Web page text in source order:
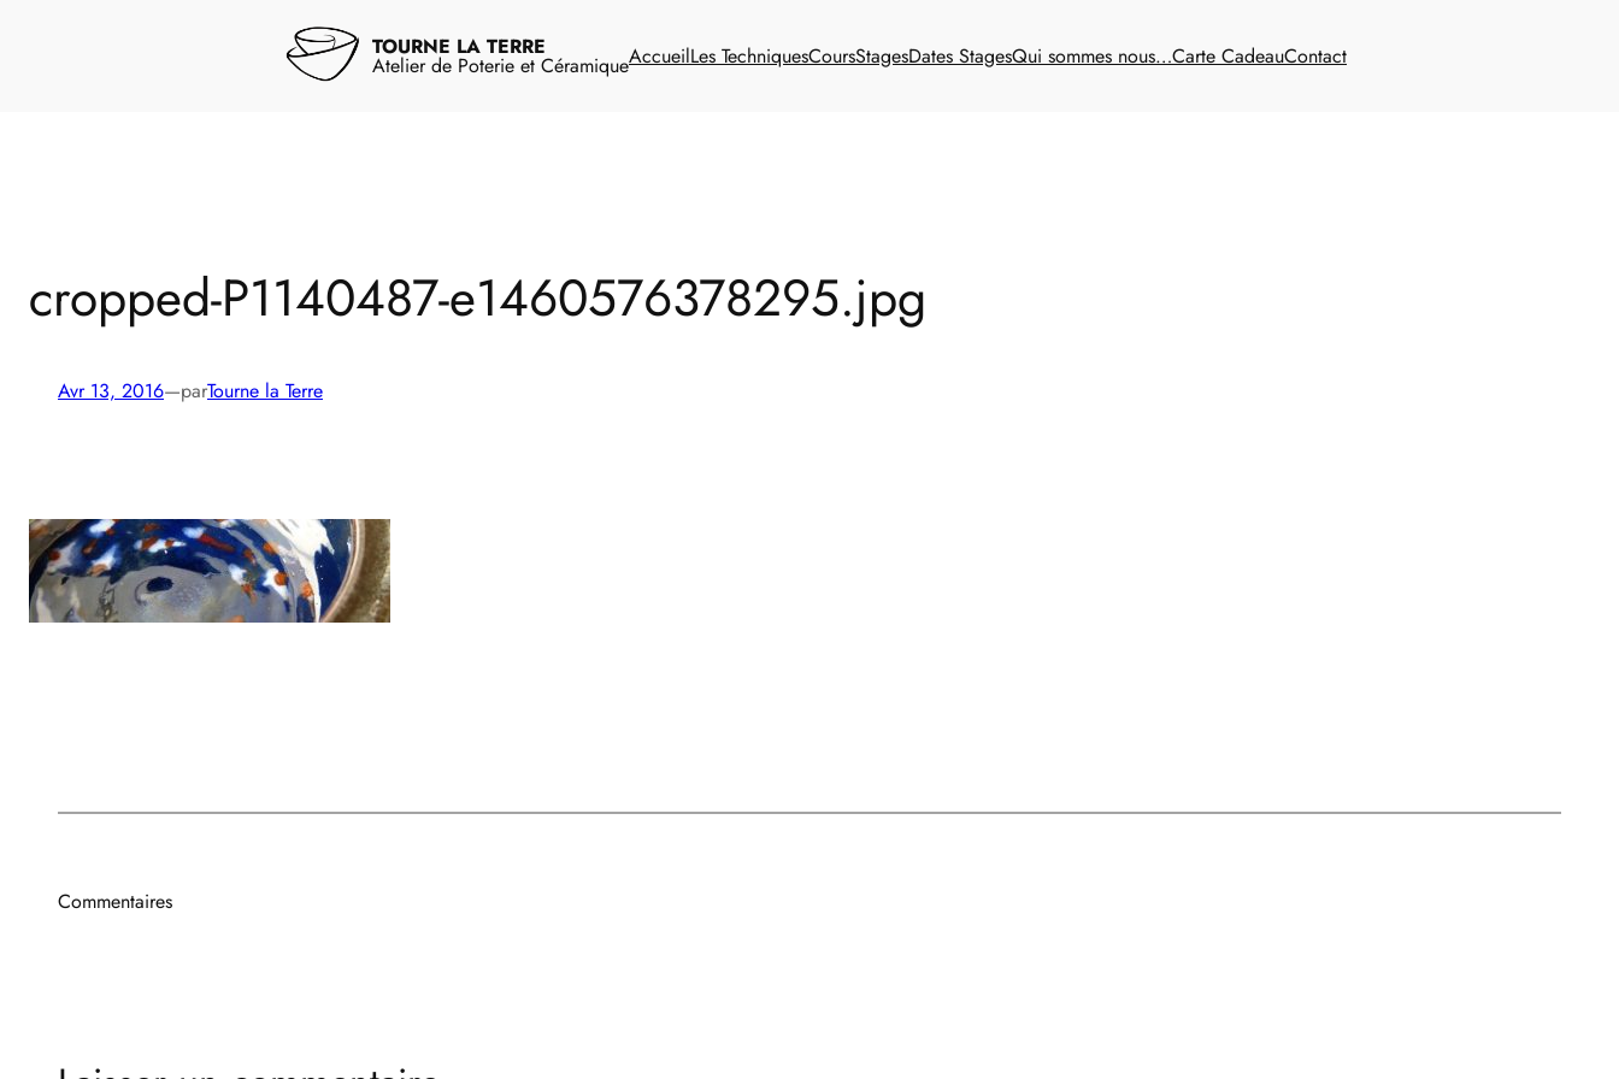
TOURNE LA TERRE
Atelier de Poterie et CéramiqueAccueilLes TechniquesCoursStagesDates StagesQui sommes nous…Carte CadeauContact
cropped-P1140487-e1460576378295.jpg
Avr 13, 2016—parTourne la Terre
Commentaires